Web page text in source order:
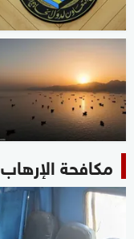
مكافحة الإرهاب